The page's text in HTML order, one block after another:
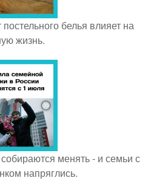
белья влияет на
жизнь.
менять - и семьи с
напряглись.